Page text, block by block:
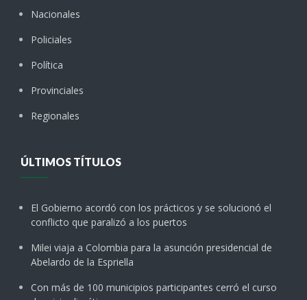
Nacionales
Policiales
Política
Provinciales
Regionales
ÚLTIMOS TÍTULOS
El Gobierno acordó con los prácticos y se solucionó el
conflicto que paralizó a los puertos
Milei viaja a Colombia para la asunción presidencial de
Abelardo de la Espriella
Con más de 100 municipios participantes cerró el curso